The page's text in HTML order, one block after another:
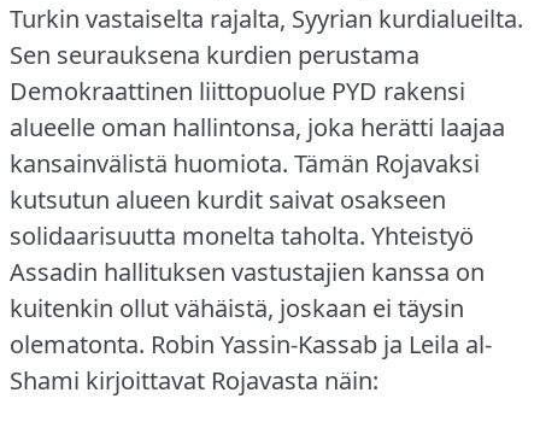
Turkin vastaiselta rajalta, Syyrian kurdialueilta.
Sen seurauksena kurdien perustama
Demokraattinen liittopuolue PYD rakensi
alueelle oman hallintonsa, joka herätti laajaa
kansainvälistä huomiota. Tämän Rojavaksi
kutsutun alueen kurdit saivat osakseen
solidaarisuutta monelta taholta. Yhteistyö
Assadin hallituksen vastustajien kanssa on
kuitenkin ollut vähäistä, joskaan ei täysin
olematonta. Robin Yassin-Kassab ja Leila al-
Shami kirjoittavat Rojavasta näin: